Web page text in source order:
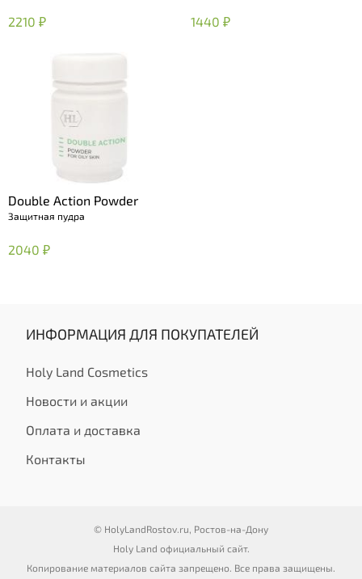
2210 ₽ 1440 ₽
Double Action Powder
Защитная пудра
2040 ₽
ИНФОРМАЦИЯ ДЛЯ ПОКУПАТЕЛЕЙ
Holy Land Cosmetics
Новости и акции
Оплата и доставка
Контакты
© HolyLandRostov.ru, Ростов-на-Дону
Holy Land официальный сайт.
Копирование материалов сайта запрещено. Все права защищены.